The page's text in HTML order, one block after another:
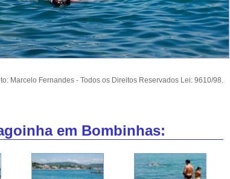
Marcelo Fernandes - Todos os Direitos Reservados Lei: 9610/98.
em Bombinhas: